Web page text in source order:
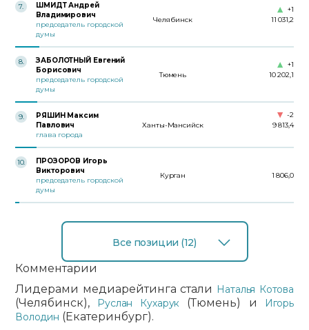
7.
ШМИДТ Андрей
Владимирович
председатель городской
думы
Челябинск 11 031,2
+1
8.
ЗАБОЛОТНЫЙ Евгений
Борисович
председатель городской
думы
Тюмень 10 202,1
+1
9.
РЯШИН Максим
Павлович
глава города
Ханты-Мансийск 9 813,4
-2
10.
ПРОЗОРОВ Игорь
Викторович
председатель городской
думы
Курган 1 806,0
Все позиции (12)
Комментарии
Лидерами медиарейтинга стали Наталья Котова
(Челябинск), Руслан Кухарук (Тюмень) и
Игорь
Володин (Екатеринбург).